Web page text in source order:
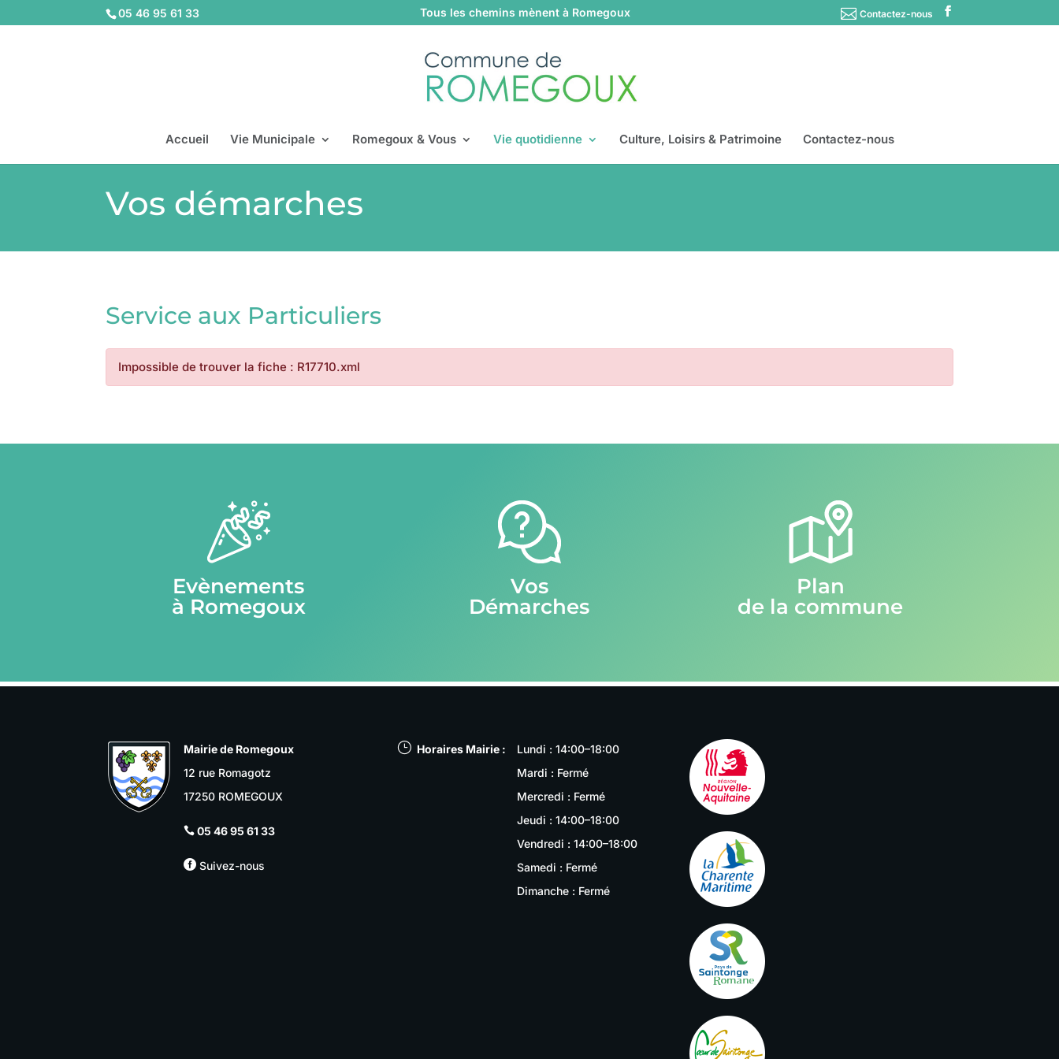
05 46 95 61 33 Tous les chemins mènent à Romegoux Contactez-nous
Accueil Vie Municipale Romegoux & Vous Vie quotidienne Culture, Loisirs & Patrimoine Contactez-nous
Vos démarches
Service aux Particuliers
Impossible de trouver la fiche : R17710.xml
Evènements
à Romegoux
Vos
Démarches
Plan
de la commune
Mairie de Romegoux
12 rue Romagotz
17250 ROMEGOUX
 05 46 95 61 33
 Suivez-nous
} Horaires Mairie :
Lundi : 14:00–18:00
Mardi : Fermé
Mercredi : Fermé
Jeudi : 14:00–18:00
Vendredi : 14:00–18:00
Samedi : Fermé
Dimanche : Fermé